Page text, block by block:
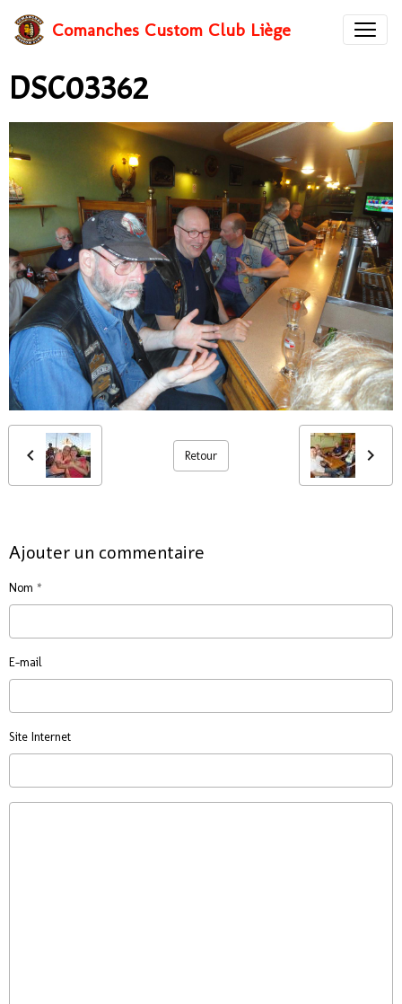
Comanches Custom Club Liège
DSC03362
Retour
Ajouter un commentaire
Nom
E-mail
Site Internet